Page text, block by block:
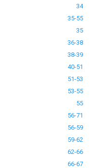
34
35-55
35
36-38
38-39
40-51
51-53
53-55
55
56-71
56-59
59-62
62-66
66-67